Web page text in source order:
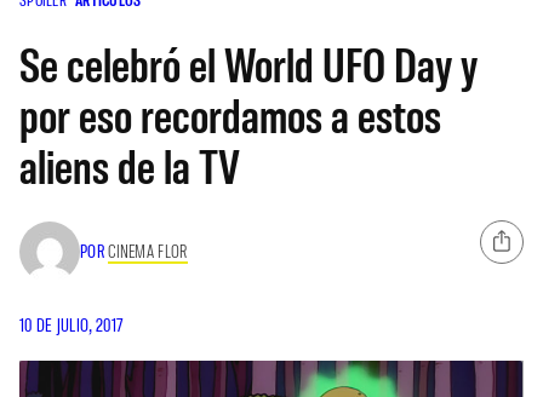
Se celebró el World UFO Day y
por eso recordamos a estos
aliens de la TV
PORCINEMA FLOR
10 DE JULIO, 2017